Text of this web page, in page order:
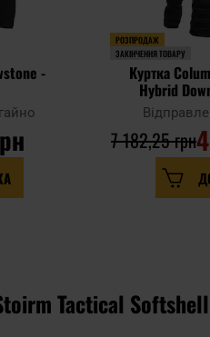
-
РОЗПРОДАЖ
ЗАКІНЧЕННЯ ТОВАРУ
Куртка
Hybrid
7 182,25 грн
Tactical